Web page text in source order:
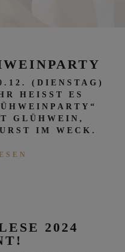
(DIENSTAG)
HEISST ES W
B
P
IM WECK.
2024